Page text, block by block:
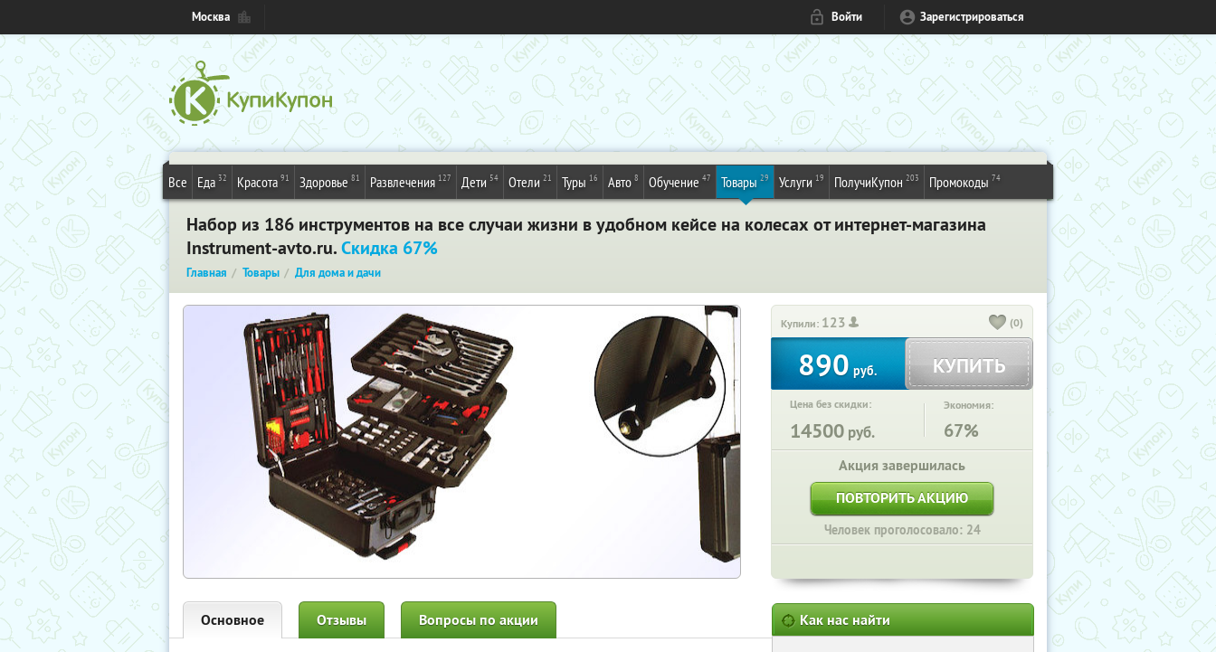
Москва Войти Зарегистрироваться
Все Еда 32 Красота 91 Здоровье 81 Развлечения 127 Дети 54 Отели 21 Туры 16 Авто 8 Обучение 47 Товары 29 Услуги 19 ПолучиКупон 203 Промокоды 74
Набор из 186 инструментов на все случаи жизни в удобном кейсе на колесах от интернет-магазина
Instrument-avto.ru.Скидка 67%
Главная Товары Для дома и дачи
Купили: 123 (0)
890 руб. КУПИТЬ
Цена без скидки:
14500 руб.
Экономия:
67%
Акция завершилась
ПОВТОРИТЬ АКЦИЮ
Человек проголосовало: 24
Основное Отзывы Вопросы по акции Как нас найти